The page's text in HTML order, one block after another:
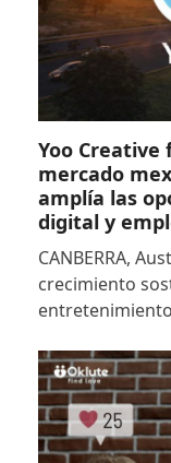
Yoo Creative
mercado
amplía las
digital y
CANBERRA,
crecimiento